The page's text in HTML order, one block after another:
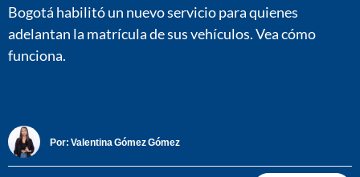
Bogotá habilitó un nuevo servicio para quienes
adelantan la matrícula de sus vehículos. Vea cómo
funciona.
Por: Valentina Gómez Gómez